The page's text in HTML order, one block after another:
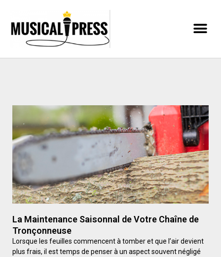
La Maintenance Saisonnal de Votre Chaîne de
Tronçonneuse
Lorsque les feuilles commencent à tomber et que l’air devient
plus frais, il est temps de penser à un aspect souvent négligé